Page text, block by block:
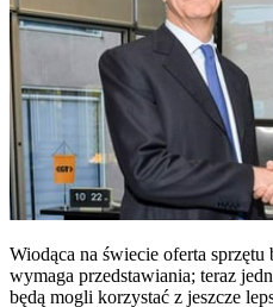
Wiodąca na świecie oferta
wymaga przedstawiania; teraz
będą mogli korzystać z jeszcze